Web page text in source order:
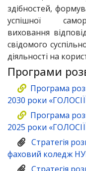
здібностей,
успішної
виховання
свідомого
діяльності на
Програми
Програма
2030 роки
Програма
2025 роки
Стратегія
фаховий коледж